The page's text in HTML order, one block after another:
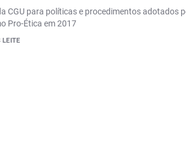
CGU para políticas e procedimentos adotados
Pro-Ética em 2017
LEITE